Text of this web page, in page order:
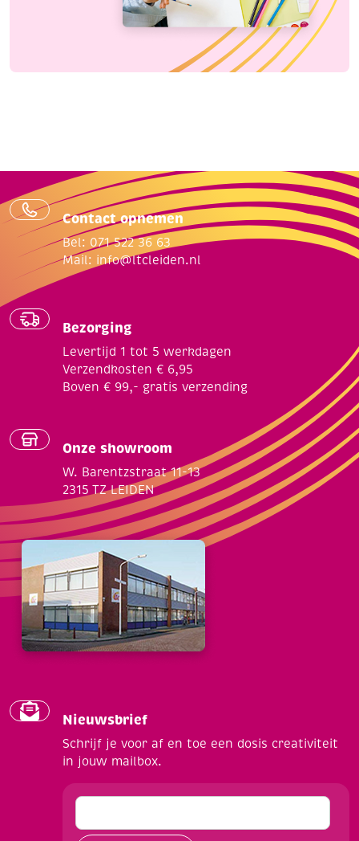
Contact opnemen
Bel: 071 522 36 63
Mail: info@ltcleiden.nl
Bezorging
Levertijd 1 tot 5 werkdagen
Verzendkosten € 6,95
Boven € 99,- gratis verzending
Onze showroom
W. Barentzstraat 11-13
2315 TZ LEIDEN
Nieuwsbrief
Schrijf je voor af en toe een dosis creativiteit
in jouw mailbox.